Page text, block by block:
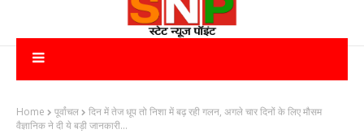
Home पूर्वांचल
दिन में तेज धूप तो निशा में बढ़ रही गलन, अगले चार दिनों के लिए मौसम
वैज्ञानिक ने दी ये बड़ी जानकारी...